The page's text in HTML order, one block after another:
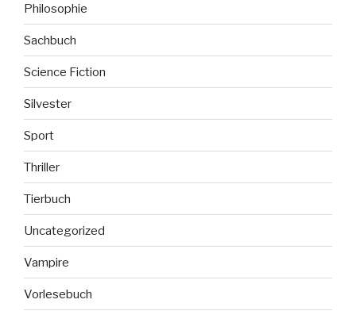
Philosophie
Sachbuch
Science Fiction
Silvester
Sport
Thriller
Tierbuch
Uncategorized
Vampire
Vorlesebuch